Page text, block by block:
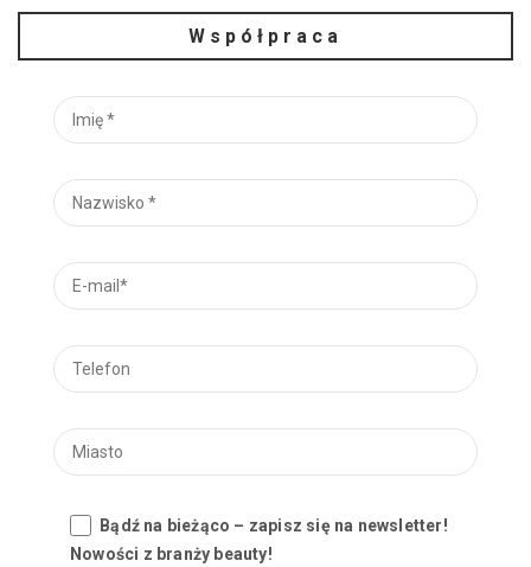
Współpraca
Bądź na bieżąco – zapisz się na newsletter!
Nowości z branży beauty!